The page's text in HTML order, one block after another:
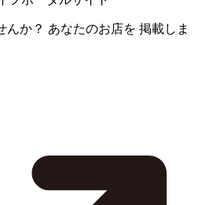
んか？ あなたのお店を 掲載しま